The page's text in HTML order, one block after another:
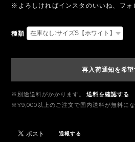
※よろしければインスタのいいね、フォ
種類
再入荷通知を希望
※別途送料がかかります。
送料を確認する
※¥9,000以上のご注文で国内送料が無料にな
通報する